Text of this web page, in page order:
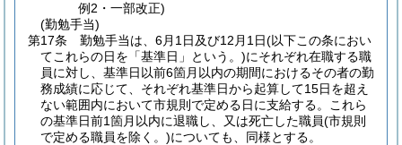
例2・一部改正)
(勤勉手当)
第17条
勤勉手当は、6月1日及び12月1日(以下この条におい
てこれらの日を「基準日」という。)にそれぞれ在職する職
員に対し、基準日以前6箇月以内の期間におけるその者の勤
務成績に応じて、それぞれ基準日から起算して15日を超え
ない範囲内において市規則で定める日に支給する。
これら
の基準日前1箇月以内に退職し、又は死亡した職員(市規則
で定める職員を除く。)についても、同様とする。